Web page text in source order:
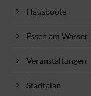
Hausboote
Essen am Wasser
Veranstaltungen
Stadtplan